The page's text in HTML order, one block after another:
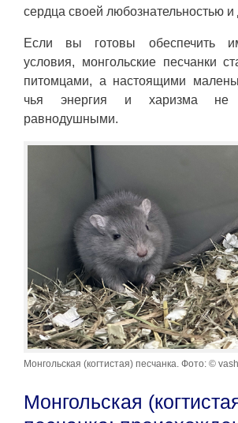
сердца своей любознательностью
Если вы готовы обеспечить
условия, монгольские песчанки
питомцами, а настоящими
чья энергия и харизма не
равнодушными.
Монгольская (когтистая) песчанка. Фото: ©
Монгольская